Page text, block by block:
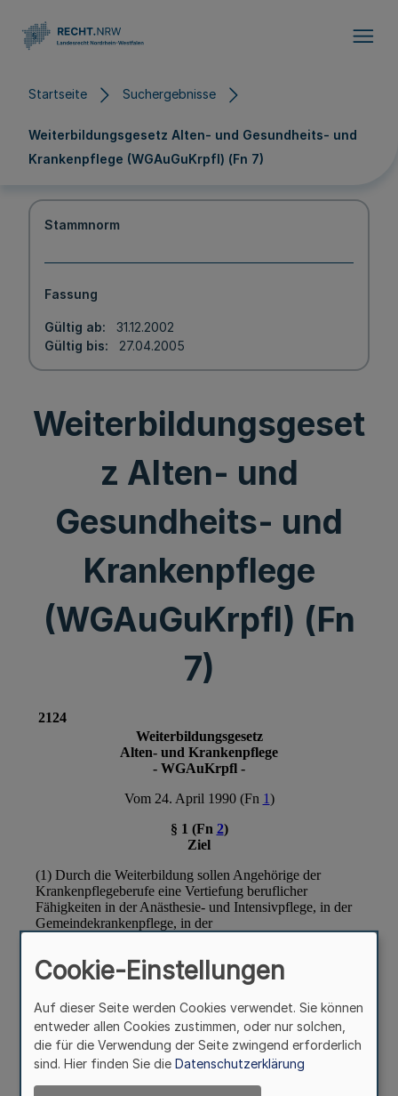
Startseite Suchergebnisse
Weiterbildungsgesetz Alten- und Gesundheits- und
Krankenpflege (WGAuGuKrpfl) (Fn 7)
Stammnorm
Fassung
Gültig ab
31.12.2002
Gültig bis
27.04.2005
Weiterbildungsgeset
z Alten- und
Gesundheits- und
Krankenpflege
(WGAuGuKrpfl) (Fn
7)
Cookie-Einstellungen
Auf dieser Seite werden Cookies verwendet. Sie können
entweder allen Cookies zustimmen, oder nur solchen,
die für die Verwendung der Seite zwingend erforderlich
sind. Hier finden Sie die Datenschutzerklärung